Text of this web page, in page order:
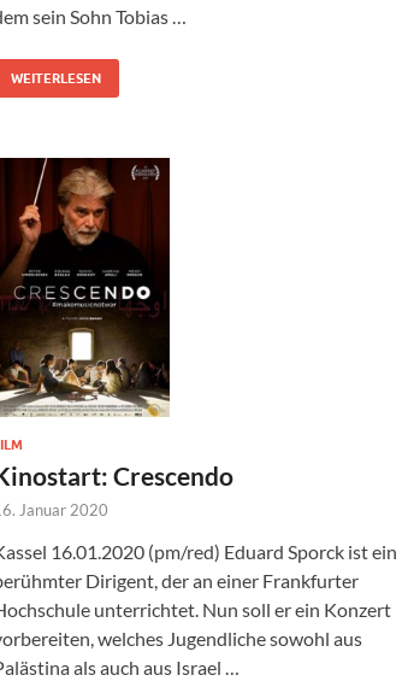
sein Sohn Tobias …
WEITERLESEN
Crescendo
Januar 2020
16.01.2020 (pm/red) Eduard Sporck ist ein
Dirigent, der an einer Frankfurter
unterrichtet. Nun soll er ein Konzert
welches Jugendliche sowohl aus
als auch aus Israel …